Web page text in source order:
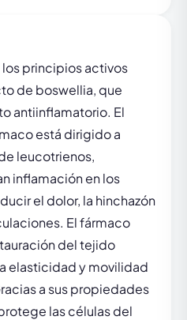
los principios activos
de boswellia, que
antiinflamatorio. El
está dirigido a
leucotrienos,
inflamación en los
el dolor, la hinchazón
El fármaco
del tejido
elasticidad y movilidad
a sus propiedades
las células del